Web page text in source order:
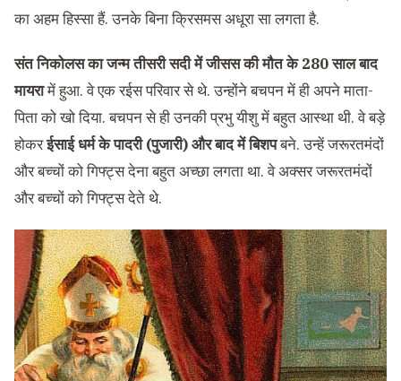
का अहम हिस्सा हैं. उनके बिना क्रिसमस अधूरा सा लगता है.
‍संत निकोलस का जन्म तीसरी सदी में जीसस की मौत के 280 साल बाद
मायरामें हुआ. वे एक रईस परिवार से थे. उन्होंने बचपन में ही अपने माता-
पिता को खो दिया. बचपन से ही उनकी प्रभु यीशु में बहुत आस्था थी. वे बड़े
होकरईसाई धर्म के पादरी (पुजारी) और बाद में ‍बिशपबने. उन्हें जरूरतमंदों
और बच्चों को गिफ्‍ट्स देना बहुत अच्छा लगता था. वे अक्सर जरूरतमंदों
और बच्चों को गिफ्ट्स देते थे.